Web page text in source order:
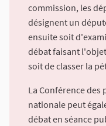
commission, les
désignent un
ensuite soit
débat faisant
soit de classer la
La Conférence des
nationale peut
débat en séance